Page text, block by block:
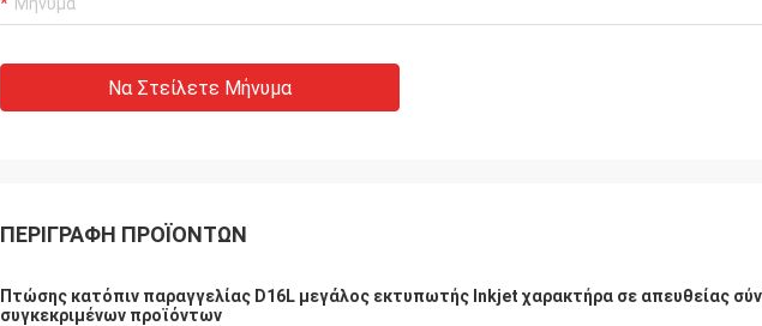
Να Στείλετε Μήνυμα
ΠΕΡΙΓΡΑΦΉ ΠΡΟΪΌΝΤΩΝ
Πτώσης κατόπιν παραγγελίας D16L μεγάλος εκτυπωτής Inkjet χαρακτήρα σε απευθείας
συγκεκριμένων προϊόντων